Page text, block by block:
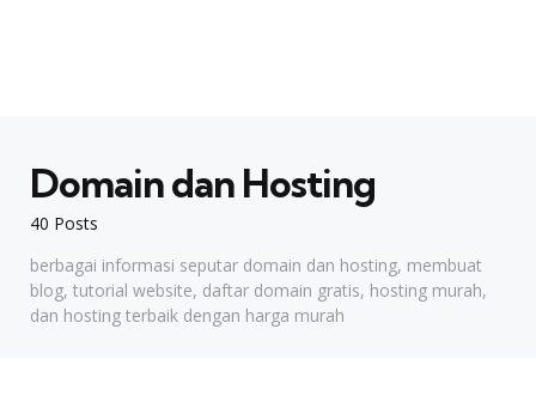
40 Posts
Domain dan Hosting
berbagai informasi seputar domain dan hosting, membuat
blog, tutorial website, daftar domain gratis, hosting murah,
dan hosting terbaik dengan harga murah